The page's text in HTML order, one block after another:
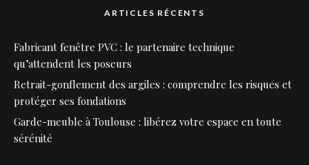
ARTICLES RÉCENTS
Fabricant fenêtre PVC : le partenaire technique
qu’attendent les poseurs
Retrait-gonflement des argiles : comprendre les risques et
protéger ses fondations
Garde-meuble à Toulouse : libérez votre espace en toute
sérénité